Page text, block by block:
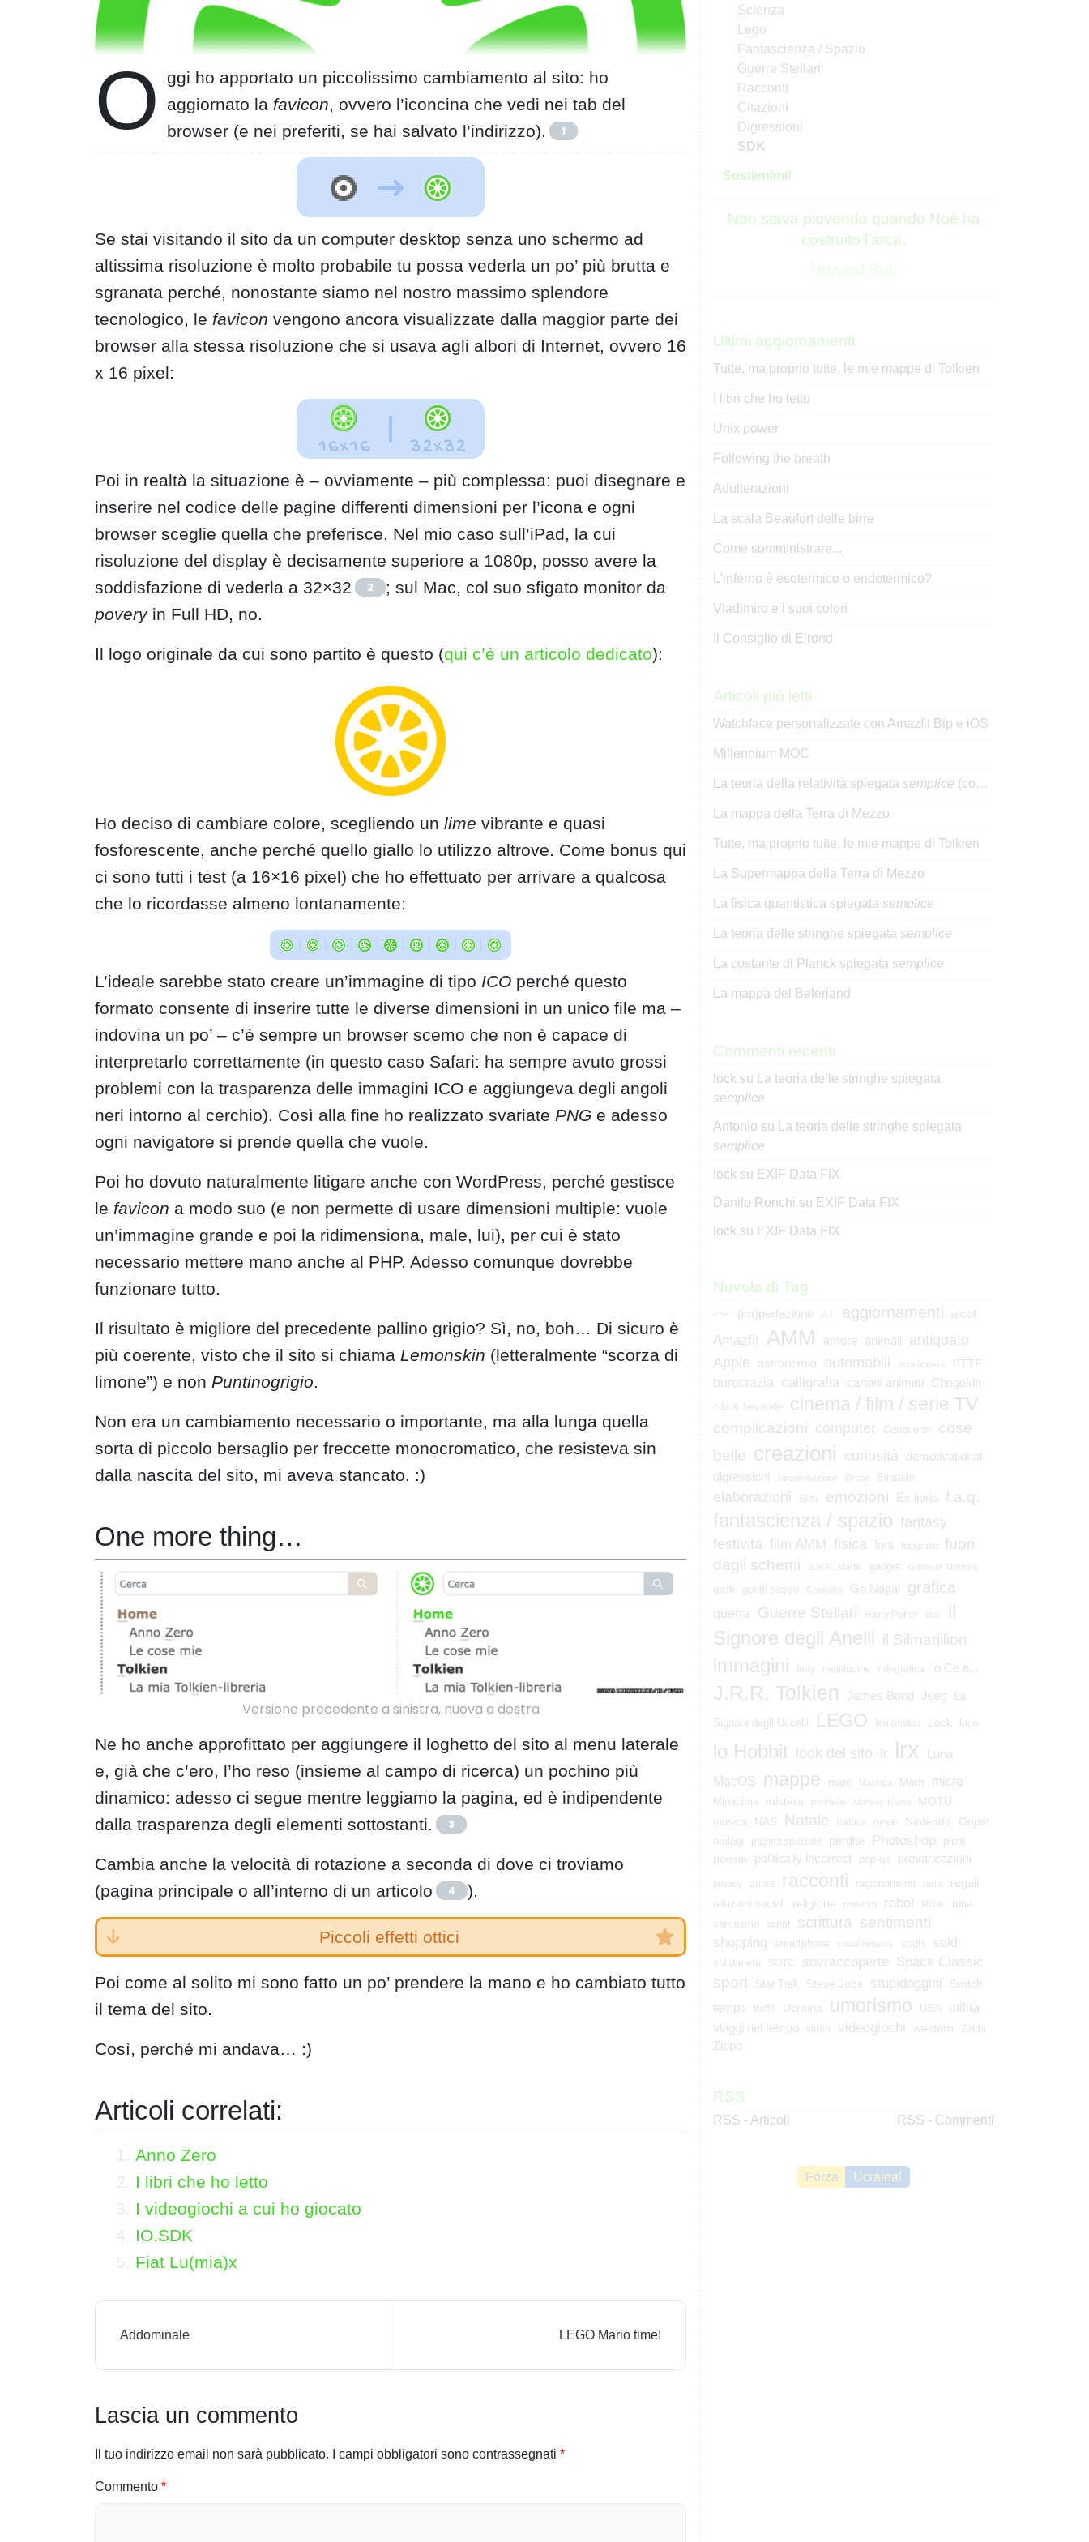
O
ggi ho apportato un piccolissimo cambiamento al sito: ho
aggiornato la favicon, ovvero l’iconcina che vedi nei tab del
browser (e nei preferiti, se hai salvato l’indirizzo).
1
Se stai visitando il sito da un computer desktop senza uno schermo ad
altissima risoluzione è molto probabile tu possa vederla un po’ più brutta e
sgranata perché, nonostante siamo nel nostro massimo splendore
tecnologico, le favicon vengono ancora visualizzate dalla maggior parte dei
browser alla stessa risoluzione che si usava agli albori di Internet, ovvero 16
x 16 pixel:
Poi in realtà la situazione è – ovviamente – più complessa: puoi disegnare e
inserire nel codice delle pagine differenti dimensioni per l’icona e ogni
browser sceglie quella che preferisce. Nel mio caso sull’iPad, la cui
risoluzione del display è decisamente superiore a 1080p, posso avere la
soddisfazione di vederla a 32×32
2
; sul Mac, col suo sfigato monitor da
poveryin Full HD, no.
Il logo originale da cui sono partito è questo (qui c’è un articolo dedicato):
Ho deciso di cambiare colore, scegliendo un lime vibrante e quasi
fosforescente, anche perché quello giallo lo utilizzo altrove. Come bonus qui
ci sono tutti i test (a 16×16 pixel) che ho effettuato per arrivare a qualcosa
che lo ricordasse almeno lontanamente:
L’ideale sarebbe stato creare un’immagine di tipo ICO perché questo
formato consente di inserire tutte le diverse dimensioni in un unico file ma –
indovina un po’ – c’è sempre un browser scemo che non è capace di
interpretarlo correttamente (in questo caso Safari: ha sempre avuto grossi
problemi con la trasparenza delle immagini ICO e aggiungeva degli angoli
neri intorno al cerchio). Così alla fine ho realizzato svariate PNG e adesso
ogni navigatore si prende quella che vuole.
Poi ho dovuto naturalmente litigare anche con WordPress, perché gestisce
le favicon a modo suo (e non permette di usare dimensioni multiple: vuole
un’immagine grande e poi la ridimensiona, male, lui), per cui è stato
necessario mettere mano anche al PHP. Adesso comunque dovrebbe
funzionare tutto.
Il risultato è migliore del precedente pallino grigio? Sì, no, boh… Di sicuro è
più coerente, visto che il sito si chiama Lemonskin (letteralmente “scorza di
limone”) e non Puntinogrigio.
Non era un cambiamento necessario o importante, ma alla lunga quella
sorta di piccolo bersaglio per freccette monocromatico, che resisteva sin
dalla nascita del sito, mi aveva stancato. :)
One more thing…
Versione precedente a sinistra, nuova a destra
Ne ho anche approfittato per aggiungere il loghetto del sito al menu laterale
e, già che c’ero, l’ho reso (insieme al campo di ricerca) un pochino più
dinamico: adesso ci segue mentre leggiamo la pagina, ed è indipendente
dalla trasparenza degli elementi sottostanti.
3
Cambia anche la velocità di rotazione a seconda di dove ci troviamo
(pagina principale o all’interno di un articolo
4 ).
Piccoli effetti ottici
Poi come al solito mi sono fatto un po’ prendere la mano e ho cambiato tutto
il tema del sito.
Così, perché mi andava… :)
Articoli correlati:
Anno Zero
I libri che ho letto
I videogiochi a cui ho giocato
IO.SDK
Fiat Lu(mia)x
v
i
z
Addominale LEGO Mario time!
Lascia un commento
Il tuo indirizzo email non sarà pubblicato. I campi obbligatori sono contrassegnati *
Commento *
Scienza
ego
Fantascienza / Spazio
Guerre Stellari
Racconti
Citazioni
Digressioni
SDK
Sostienimi!
Non stava piovendo quando Noè ha
costruito l'arca.
Ultimi aggiornamenti
Tutte, ma proprio tutte, le mie mappe di Tolkien
I libri che ho letto
Unix power
Following the breath
Adulterazioni
La scala Beaufort delle birre
Come somministrare...
L'inferno è esotermico o endotermico?
Vladimiro e i suoi colori
Il Consiglio di Elrond
Articoli più letti
Watchface personalizzate con Amazfit Bip e iOS
Millennium MOC
La teoria della relatività spiegata semplice (con l’aiuto di Spok)
La mappa della Terra di Mezzo
Tutte, ma proprio tutte, le mie mappe di Tolkien
La Supermappa della Terra di Mezzo
La fisica quantistica spiegata semplice
La teoria delle stringhe spiegata semplice
La costante di Planck spiegata semplice
La mappa del Beleriand
Commenti recenti
lock su
La teoria delle stringhe spiegata
semplice
Antonio su
La teoria delle stringhe spiegata
semplice
lock su EXIF Data FIX
Danilo Ronchi su EXIF Data FIX
lock su EXIF Data FIX
Nuvola di Tag
<>< (im)perfezione A.I. aggiornamenti alcol
Amazfit AMM amore animali antiquato
Apple astronomia automobili beneficenza BTTF
burocrazia calligrafia cartoni animati Chogokin
cibi & bevande cinema / film / serie TV
complicazioni computer Conqueror
cose
belle creazioni curiosità
demotivational
digressioni
discriminazione Drobo Einstein
elaborazioni Elite emozioni Ex libris f.a.q.
fantascienza / spazio fantasy
festività film AMM fisica font fotografia
fuori
dagli schemi
G.R.R. Martin gadget Game of Thrones
gatti gentil sesso Goldrake Go Nagai grafica
guerra Guerre Stellari Harry Potter idee
il
Signore degli Anelli
il Silmarillion
immagini Indy inettitudine infografica io Ce e...
J.R.R. Tolkien James Bond Jeeg La
Signora degli Uccelli LEGO lemonskin Lock logo
lo Hobbit look del sito lr lrx Luna
MacOS mappe mare Mazinga Mian micro
MinaLima mistero monete Monkey Island MOTU
musica NAS Natale natura neve Nintendo Oops!
orologi pagina speciale perdite Photoshop pirati
poesia politically incorrect pop-up prevaricazioni
privacy quote racconti ragionamenti rarità regali
relazioni sociali religione restauro robot Rubik
rune
sarcasmo
script scrittura sentimenti
shopping smartphone social network sogni soldi
solidarietà SOTC sovraccoperte Space Classic
sport Star Trek Steve Jobs stupidaggini
Switch
tempo
truffe Ucraina umorismo USA
utilità
viaggi nel tempo
video videogiochi western Zelda
Zippo
RSS
RSS - Articoli RSS - Commenti
Forza Ucraina!